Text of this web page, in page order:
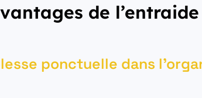
de
ponctuelle dans